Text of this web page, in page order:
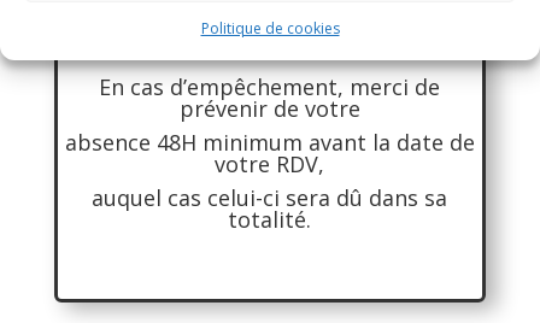
Politique de cookies
ATTENTION
En cas d’empêchement, merci de
prévenir de votre
absence 48H minimum avant la date de
votre RDV,
auquel cas celui-ci sera dû dans sa
totalité.